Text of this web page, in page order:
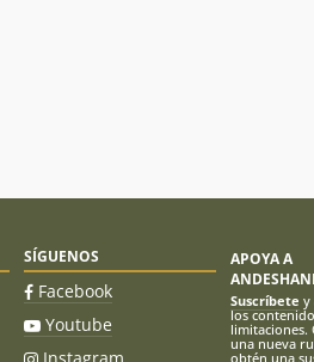
SÍGUENOS
Facebook
Youtube
APOYA A
Suscríbete y
los
limitaciones.
una nueva
obtén una